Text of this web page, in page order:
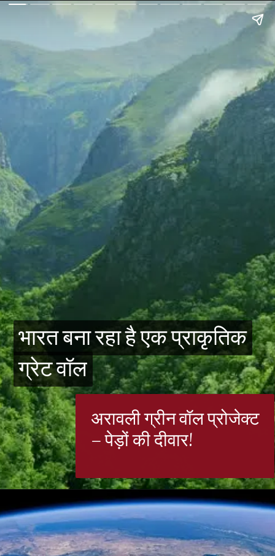
अरावली ग्रीन वॉल प्रोजेक्ट
भारत बना रहा है एक प्राकृतिक
ग्रेट वॉल
भारत बना रहा है एक प्राकृतिक
ग्रेट वॉल